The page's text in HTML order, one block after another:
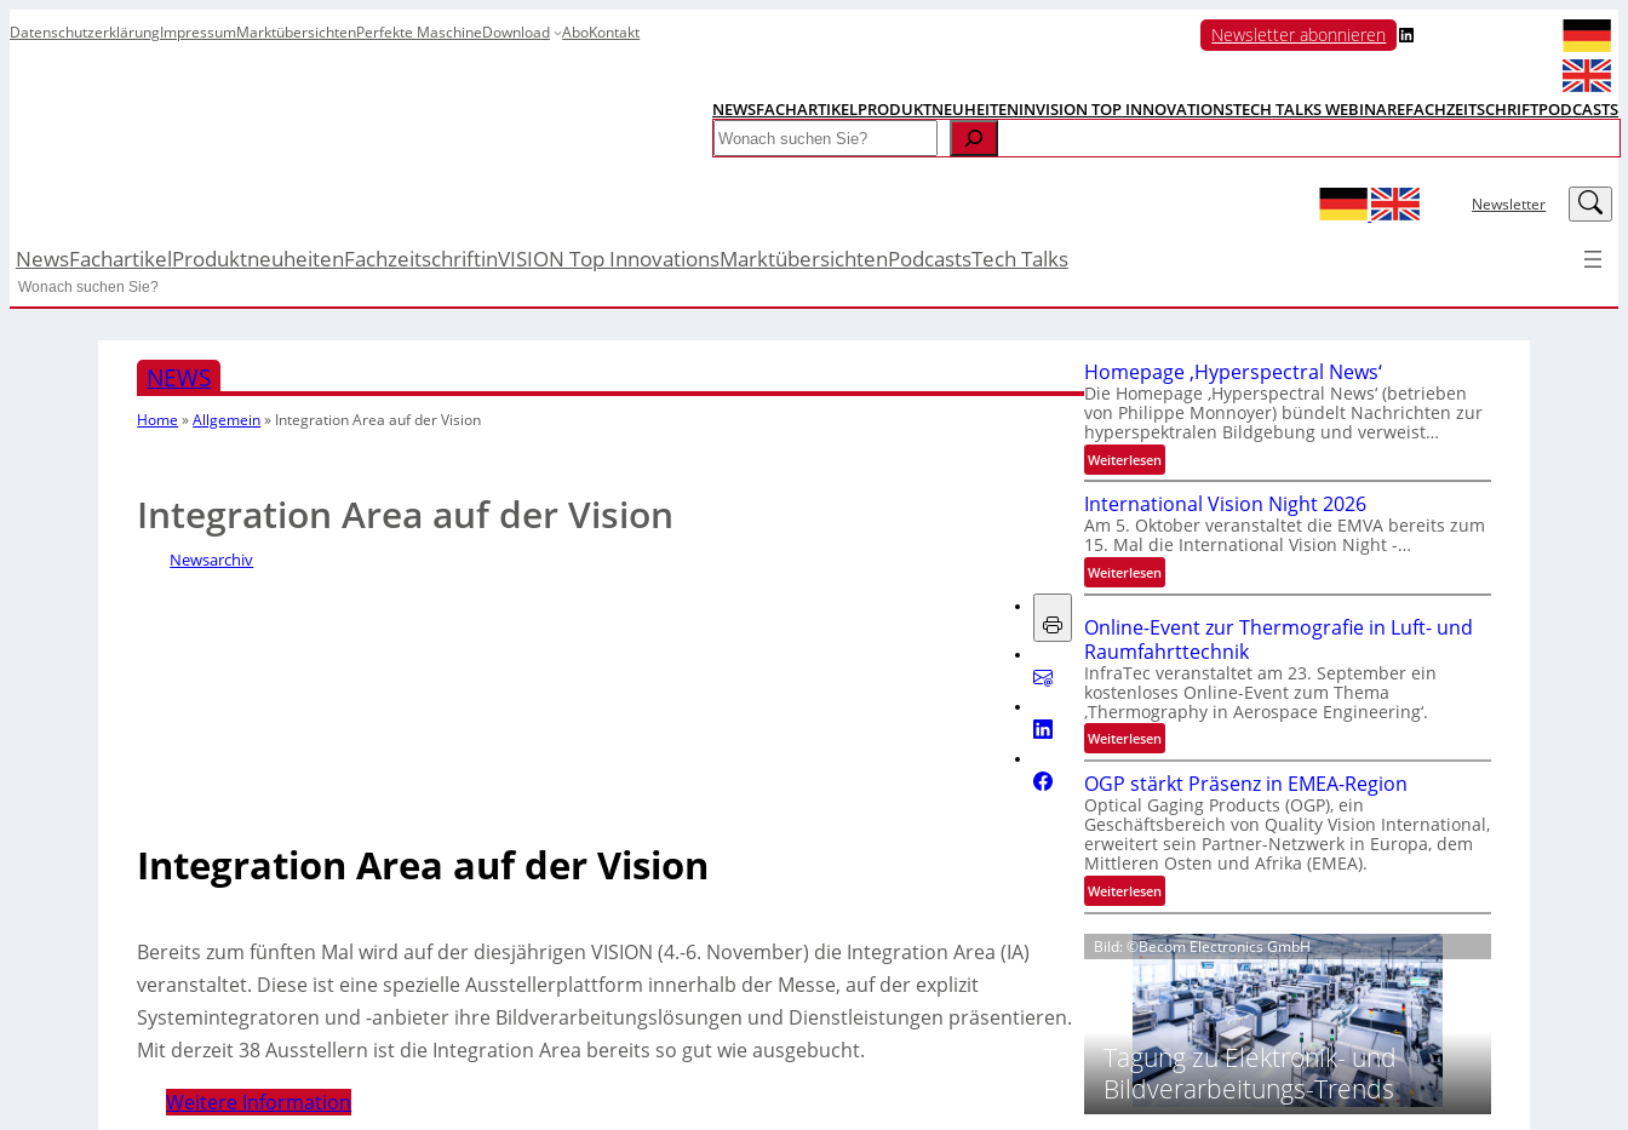
DatenschutzerklärungImpressumMarktübersichtenPerfekte MaschineDownload AboKontakt Newsletter abonnieren LinkedIn
NEWSFACHARTIKELPRODUKTNEUHEITENINVISION TOP INNOVATIONSTECH TALKS WEBINAREFACHZEITSCHRIFTPODCASTS
Search
Newsletter LinkedIn
NewsFachartikelProduktneuheitenFachzeitschriftinVISION Top InnovationsMarktübersichtenPodcastsTech Talks
Search
NEWS
Home »Allgemein» Integration Area auf der Vision
Integration Area auf der Vision
Newsarchiv
Integration Area auf der Vision
Bereits zum fünften Mal wird auf der diesjährigen VISION (4.-6. November) die Integration Area (IA)
veranstaltet. Diese ist eine spezielle Ausstellerplattform innerhalb der Messe, auf der explizit
Systemintegratoren und -anbieter ihre Bildverarbeitungslösungen und Dienstleistungen präsentieren.
Mit derzeit 38 Ausstellern ist die Integration Area bereits so gut wie ausgebucht.
Weitere Information
Homepage ‚Hyperspectral News‘
Die Homepage ‚Hyperspectral News‘ (betrieben
von Philippe Monnoyer) bündelt Nachrichten zur
hyperspektralen Bildgebung und verweist…
Weiterlesen:
H
o
m
e
p
a
‚
H
y
e
r
s
p
e
c
t
r
a
l
N
e
w
s
‘
International Vision Night 2026
Am 5. Oktober veranstaltet die EMVA bereits zum
15. Mal die International Vision Night -…
Weiterlesen:
I
t
e
r
n
t
i
o
n
a
V
i
s
i
o
n
N
i
g
h
Online-Event zur Thermografie in Luft- und
Raumfahrttechnik
InfraTec veranstaltet am 23. September ein
kostenloses Online-Event zum Thema
‚Thermography in Aerospace Engineering‘.
Weiterlesen:
O
n
l
i
n
e
-
v
n
u
r
OGP stärkt Präsenz in EMEA-Region
Optical Gaging Products (OGP), ein
Geschäftsbereich von Quality Vision International,
erweitert sein Partner-Netzwerk in Europa, dem
Mittleren Osten und Afrika (EMEA).
Weiterlesen:
O
G
P
s
t
ä
r
k
t
P
Bild: ©Becom Electronics GmbH
Tagung zu Elektronik- und
Bildverarbeitungs-Trends